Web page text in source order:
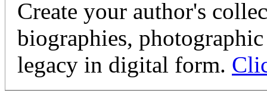
Create your author's
biographies,
legacy in digital form.